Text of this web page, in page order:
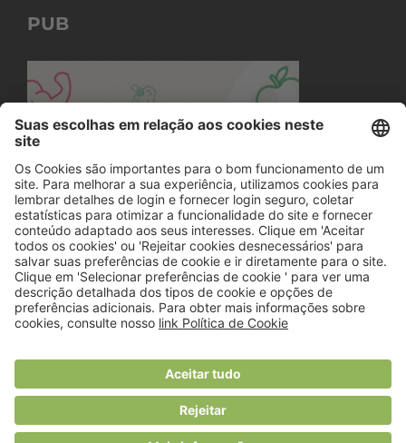
PUB
© 2018 Viver Saudável
O portal dos profissionais de nutrição